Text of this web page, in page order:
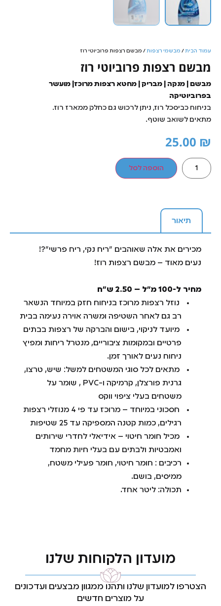
עמוד הבית/ מבשמי רצפות/ מבשם רצפות פרוביוטי רוז
מבשם רצפות פרוביוטי רוז
מבשם | מנקה | מבריק | מחטא רצפות מרוכז| מועשר
בפרוביוטיקה
בניחוח כביסכל רוז, ניתן לרכוש גם כחלק ממארז רוז.
מתאים לשואב שוטף.
25.00 ₪
הוספה לסל
תיאור
מכירים את אלה שאוהבים "ריח נקי, ריח פרשי"?!
נעים מאוד – מבשם רצפות רוז!
מחיר ל-100 מ”ל – 2.50 ש”ח
נוזל רצפות מרוכז בניחוח חזק במיוחד הנשאר
רב גם לאחר השטיפה ומשרה אוירה נעימה בבית
מיועד לניקוי, בישום והברקה של רצפות בבתים
פרטיים ובמקומות ציבוריים, מנטרל ריחות ומפיץ
ניחוח נעים לאורך זמן.
מתאים לכל סוגי המשטחים למשל: שיש, טרצו,
גרנית פורצלן, קרמיקה ו-PVC , שומר על
משטחים בעלי ציפוי ווקס
חסכוני במיוחד – מרוכז עד פי 4 מנוזלי רצפות
רגילים, כמות קטנה המספיקה עד 25 שטיפות
מכיל חומר חיטוי – אידיאלי לחדרי שירותים
ואמבטיות ולבתים עם בעלי חיות מחמד
רכיבים : חומר חיטוי, חומר פעילי משטח,
ממיסים, בושם.
תכולה: ליטר אחד.
מועדון הלקוחות שלנו
הצטרפו למועדון שלנו ותהנו ממגוון מבצעים ועדכונים
על מוצרים חדשים